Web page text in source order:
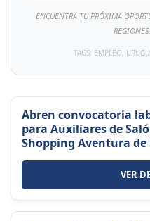
ENCUENTRA TU PRÓXIMA
TAGS: EMPLEO,
Abren convocatoria
para Auxiliares de
Shopping Aventura de
VER